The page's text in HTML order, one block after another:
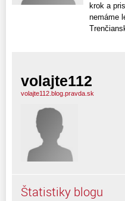
krok a
nemáme
volajte112
volajte112.blog.pravda.sk
Štatistiky blogu